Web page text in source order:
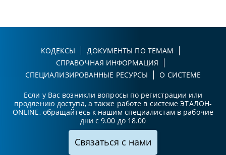
КОДЕКСЫ
ДОКУМЕНТЫ ПО ТЕМАМ
СПРАВОЧНАЯ ИНФОРМАЦИЯ
СПЕЦИАЛИЗИРОВАННЫЕ РЕСУРСЫ
О СИСТЕМЕ
Если у Вас возникли вопросы по регистрации или
продлению доступа, а также работе в системе ЭТАЛОН-
ONLINE, обращайтесь к нашим специалистам в рабочие
дни с 9.00 до 18.00
Связаться с нами